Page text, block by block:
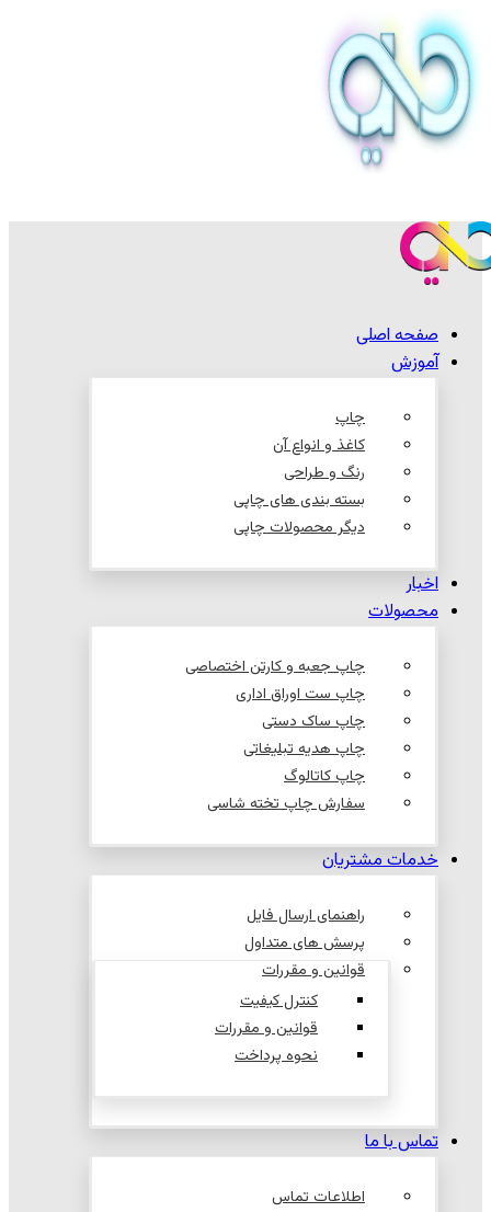
صفحه اصلی
آموزش
چاپ
کاغذ و انواع آن
رنگ و طراحی
بسته بندی های چاپی
دیگر محصولات چاپی
اخبار
محصولات
چاپ جعبه و کارتن اختصاصی
چاپ ست اوراق اداری
چاپ ساک دستی
چاپ هدیه تبلیغاتی
چاپ کاتالوگ
سفارش چاپ تخته شاسی
خدمات مشتریان
راهنمای ارسال فایل
پرسش های متداول
قوانین و مقررات
کنترل کیفیت
قوانین و مقررات
نحوه پرداخت
تماس با ما
اطلاعات تماس